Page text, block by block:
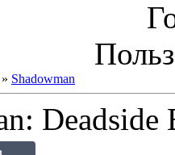
» Shadowman
Deadside